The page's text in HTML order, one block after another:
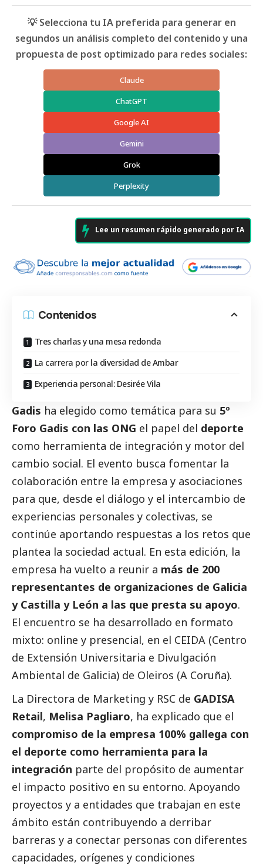
💡 Selecciona tu IA preferida para generar en
segundos un análisis completo del contenido y una
propuesta de post optimizado para redes sociales:
Claude
ChatGPT
Google AI
Gemini
Grok
Perplexity
Lee un resumen rápido generado por IA
Contenidos
Tres charlas y una mesa redonda
La carrera por la diversidad de Ambar
Experiencia personal: Desirée Vila
Gadis ha elegido como temática para su 5º
Foro Gadis con las ONG el papel del deporte
como herramienta de integración y motor del
cambio social. El evento busca fomentar la
colaboración entre la empresa y asociaciones
para que, desde el diálogo y el intercambio de
experiencias personales y colectivas, se
continúe aportando respuestas a los retos que
plantea la sociedad actual. En esta edición, la
empresa ha vuelto a reunir a más de 200
representantes de organizaciones de Galicia
y Castilla y León a las que presta su apoyo.
El encuentro se ha desarrollado en formato
mixto: online y presencial, en el CEIDA (Centro
de Extensión Universitaria e Divulgación
Ambiental de Galicia) de Oleiros (A Coruña).
La Directora de Marketing y RSC de GADISA
Retail, Melisa Pagliaro, ha explicado que el
compromiso de la empresa 100% gallega con
el deporte como herramienta para la
integración parte del propósito de aumentar
el impacto positivo en su entorno. Apoyando
proyectos y a entidades que trabajan en este
ámbito están contribuyendo a derribar
barreras y a conectar personas con diferentes
capacidades, orígenes y condiciones